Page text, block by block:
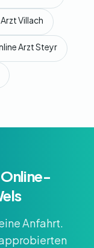
Villach
Arzt Steyr
Anfahrt.